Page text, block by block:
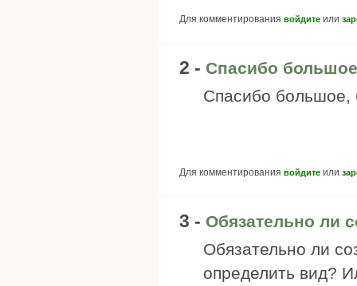
Для комментирования войдите или
2 - Спасибо
Спасибо большое,
Для комментирования войдите или
3 - Обязательно ли
Обязательно ли
определить вид?